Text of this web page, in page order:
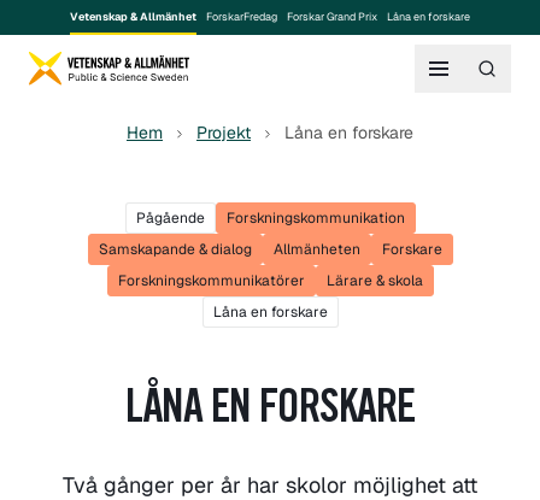
Vetenskap & Allmänhet ForskarFredag Forskar Grand Prix Låna en forskare
Hem Projekt Låna en forskare
Pågående
Forskningskommunikation
Samskapande & dialog
Allmänheten
Forskare
Forskningskommunikatörer
Lärare & skola
Låna en forskare
LÅNA EN FORSKARE
Två gånger per år har skolor möjlighet att